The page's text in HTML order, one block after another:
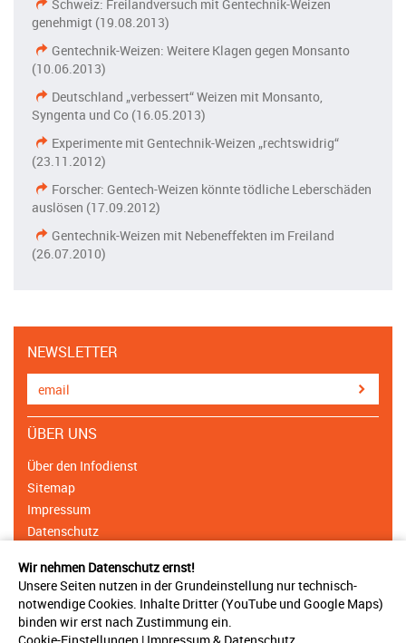
Wir nehmen Datenschutz ernst!
Unsere Seiten nutzen in der Grundeinstellung nur technisch-
notwendige Cookies. Inhalte Dritter (YouTube und Google Maps)
binden wir erst nach Zustimmung ein.
Schweiz: Freilandversuch mit Gentechnik-Weizen
genehmigt (19.08.2013)
Gentechnik-Weizen: Weitere Klagen gegen Monsanto
(10.06.2013)
Deutschland „verbessert“ Weizen mit Monsanto,
Syngenta und Co (16.05.2013)
Experimente mit Gentechnik-Weizen „rechtswidrig“
(23.11.2012)
Forscher: Gentech-Weizen könnte tödliche Leberschäden
auslösen (17.09.2012)
Gentechnik-Weizen mit Nebeneffekten im Freiland
(26.07.2010)
NEWSLETTER
ÜBER UNS
Über den Infodienst
Sitemap
Impressum
Datenschutz
NETZWERK
Träger & Unterstützer